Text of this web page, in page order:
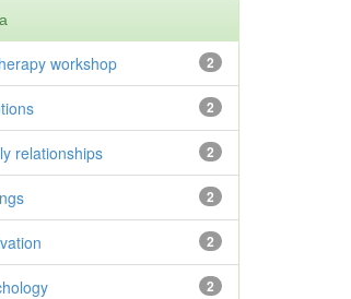
2
workshop
2
2
relationships
2
2
2